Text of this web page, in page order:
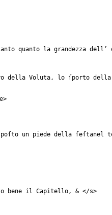
quanto la grandezza
della Voluta, lo ſporto della
>
un piede della ſeſtanel
bene il Capitello, & </s>